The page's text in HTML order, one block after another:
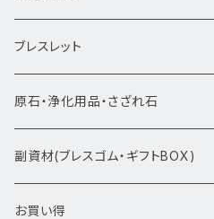
★新入荷1/28~
ブレスレット
ブレスレット1点物
アマビエシリーズ
デザインブレス
原石・浄化用品・さざれ石
浄化さざれ石
ポイント・タワー・タンブル
副資材(ブレスゴム・ギフトBOX)
お買い得